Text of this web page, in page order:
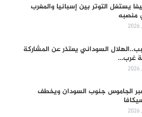
يستغل التوتر بين إسبانيا والمغرب
منصبه
السوداني يعتذر عن المشاركة
غرب…
الجاموس جنوب السودان ويخطف